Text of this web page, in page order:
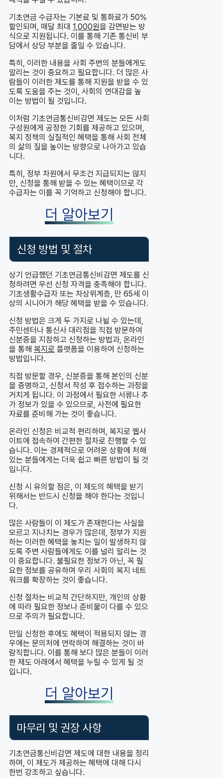
기초연금 수급자는 기본료 및 통화료가 50%
할인되며, 매달 최대 1,000원을 감면받는 방
식으로 지원됩니다. 이를 통해 기존 통신비 부
담에서 상당 부분을 줄일 수 있습니다.
특히, 이러한 내용을 사회 주변의 분들에게도
알리는 것이 중요하고 필요합니다. 더 많은 사
람들이 이러한 제도를 통해 지원을 받을 수 있
도록 도움을 주는 것이, 사회의 연대감을 높
이는 방법이 될 것입니다.
이처럼 기초연금통신비감면 제도는 모든 사회
구성원에게 공정한 기회를 제공하고 있으며,
복지 정책의 실질적인 혜택을 통해 사회 전체
의 삶의 질을 높이는 방향으로 나아가고 있습
니다.
특히, 정부 차원에서 무조건 지급되지는 않지
만, 신청을 통해 받을 수 있는 혜택이므로 각
수급자는 이를 꼭 기억하고 신청해야 합니다.
더 알아보기
신청 방법 및 절차
상기 언급했던 기초연금통신비감면 제도를 신
청하려면 우선 신청 자격을 충족해야 합니다.
기초생활수급자 또는 차상위계층, 만 65세 이
상의 시니어가 해당 혜택을 받을 수 있습니다.
신청 방법은 크게 두 가지로 나뉠 수 있는데,
주민센터나 통신사 대리점을 직접 방문하여
신분증을 지참하고 신청하는 방법과, 온라인
을 통해 복지로 플랫폼을 이용하여 신청하는
방법입니다.
직접 방문할 경우, 신분증을 통해 본인의 신분
을 증명하고, 신청서 작성 후 접수하는 과정을
거치게 됩니다. 이 과정에서 필요한 서류나 추
가 정보가 있을 수 있으므로, 사전에 필요한
자료를 준비해 가는 것이 좋습니다.
온라인 신청은 비교적 편리하며, 복지로 웹사
이트에 접속하여 간편한 절차로 진행할 수 있
습니다. 이는 경제적으로 어려운 상황에 처해
있는 분들에게는 더욱 쉽고 빠른 방법이 될 것
입니다.
신청 시 유의할 점은, 이 제도의 혜택을 받기
위해서는 반드시 신청을 해야 한다는 것입니
다.
많은 사람들이 이 제도가 존재한다는 사실을
모르고 지나치는 경우가 많은데, 정부가 지원
하는 이러한 혜택을 놓치는 일이 발생하지 않
도록 주변 사람들에게도 이를 널리 알리는 것
이 중요합니다. 불필요한 정보가 아닌, 꼭 필
요한 정보를 공유하며 우리 사회의 복지 네트
워크를 확장하는 것이 좋습니다.
신청 절차는 비교적 간단하지만, 개인의 상황
에 따라 필요한 정보나 준비물이 다를 수 있으
므로 주의가 필요합니다.
만일 신청한 후에도 혜택이 적용되지 않는 경
우에는 문의처에 연락하여 해결하는 것이 바
람직합니다. 이를 통해 보다 많은 분들이 이러
한 제도 아래에서 혜택을 누릴 수 있게 될 것
입니다.
더 알아보기
마무리 및 권장 사항
기초연금통신비감면 제도에 대한 내용을 정리
하며, 이 제도가 제공하는 혜택에 대해 다시
한번 강조하고 싶습니다.